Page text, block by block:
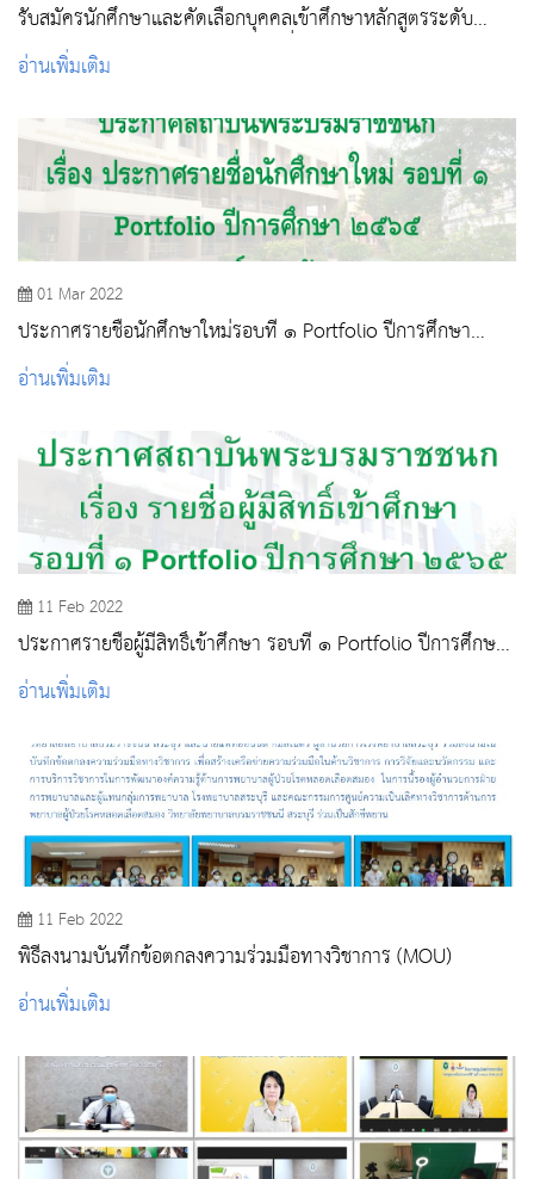
รับสมัครนักศึกษาและคัดเลือกบุคคลเข้าศึกษาหลักสูตรระดับ
ปริญญาตรี ปีการศึกษา 2565 รอบที่ 2 Quota
อ่านเพิ่มเติม
01 Mar 2022
ประกาศรายชื่อนักศึกษาใหม่รอบที่ ๑ Portfolio ปีการศึกษา
๒๕๖๕
อ่านเพิ่มเติม
11 Feb 2022
ประกาศรายชื่อผู้มีสิทธิ์เข้าศึกษา รอบที่ ๑ Portfolio ปีการศึกษา
๒๕๖๕
อ่านเพิ่มเติม
11 Feb 2022
พิธีลงนามบันทึกข้อตกลงความร่วมมือทางวิชาการ (MOU)
อ่านเพิ่มเติม